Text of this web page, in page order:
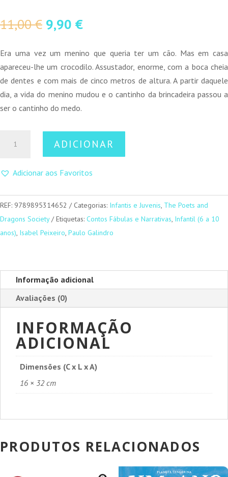
11,00€ O
original
era:
11,00 €.
9,90 €O
atual
é:
9,90 €.
Era uma vez um menino que queria ter um cão. Mas em casa
apareceu-lhe um crocodilo. Assustador, enorme, com a boca cheia
de dentes e com mais de cinco metros de altura. A partir daquele
dia, a vida do menino mudou e o cantinho da brincadeira passou a
ser o cantinho do medo.
um
ADICIONAR
Adicionar aos Favoritos
REF: 9789895314652 Categorias: Infantis e Juvenis, The Poets and
Dragons Society
Etiquetas: Contos Fábulas e Narrativas, Infantil (6 a 10
anos), Isabel Peixeiro, Paulo Galindro
Informação adicional
Avaliações (0)
INFORMAÇÃO
ADICIONAL
Dimensões (C x L x A)
16 × 32 cm
PRODUTOS RELACIONADOS